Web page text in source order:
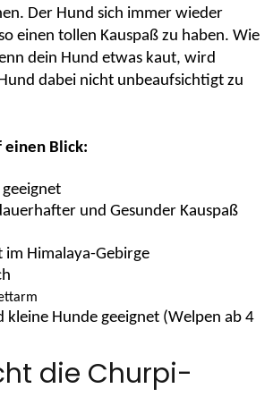
Der Hund sich immer wieder
einen tollen Kauspaß zu haben. Wie
dein Hund etwas kaut, wird
dabei nicht unbeaufsichtigt zu
Blick:
und Gesunder Kauspaß
im Himalaya-Gebirge
kleine Hunde geeignet (Welpen ab 4
die Churpi-